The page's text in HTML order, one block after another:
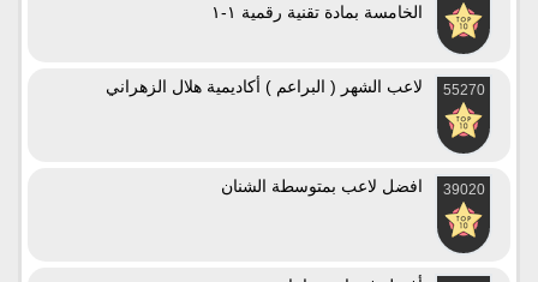
الخامسة بمادة تقنية رقمية ١-١
55270 لاعب الشهر ( البراعم ) أكاديمية هلال الزهراني
39020 افضل لاعب بمتوسطة الشنان